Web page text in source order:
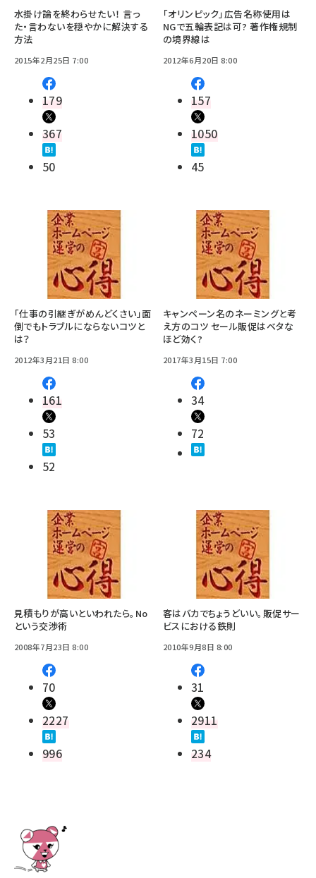
水掛け論を終わらせたい！ 言っ
た・言わないを穏やかに解決する
方法
2015年2月25日 7:00
179
367
50
「オリンピック」広告名称使用は
NGで五輪表記は可? 著作権規制
の境界線は
2012年6月20日 8:00
157
1050
45
「仕事の引継ぎがめんどくさい」面
倒でもトラブルにならないコツと
は？
2012年3月21日 8:00
161
53
52
キャンペーン名のネーミングと考
え方のコツ セール販促はベタな
ほど効く?
2017年3月15日 7:00
34
72
見積もりが高いといわれたら。No
という交渉術
2008年7月23日 8:00
70
2227
996
客はバカでちょうどいい。販促サー
ビスにおける鉄則
2010年9月8日 8:00
31
2911
234